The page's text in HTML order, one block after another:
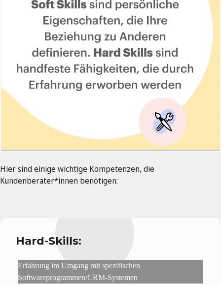
Hier sind einige wichtige Kompetenzen, die
Kundenberater*innen benötigen:
Hard-Skills:
Erfahrung im Umgang mit spezifischen
Softwareprogrammen/CRM-Systemen